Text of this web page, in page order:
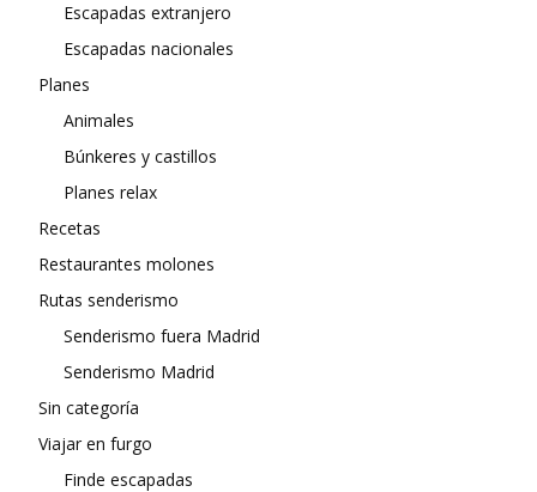
Escapadas extranjero
Escapadas nacionales
Planes
Animales
Búnkeres y castillos
Planes relax
Recetas
Restaurantes molones
Rutas senderismo
Senderismo fuera Madrid
Senderismo Madrid
Sin categoría
Viajar en furgo
Finde escapadas